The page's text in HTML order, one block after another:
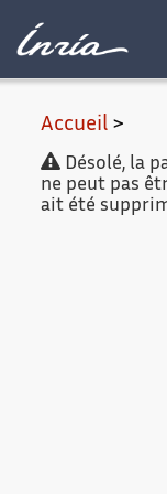
Accueil >
Désolé, la
ne peut pas
ait été